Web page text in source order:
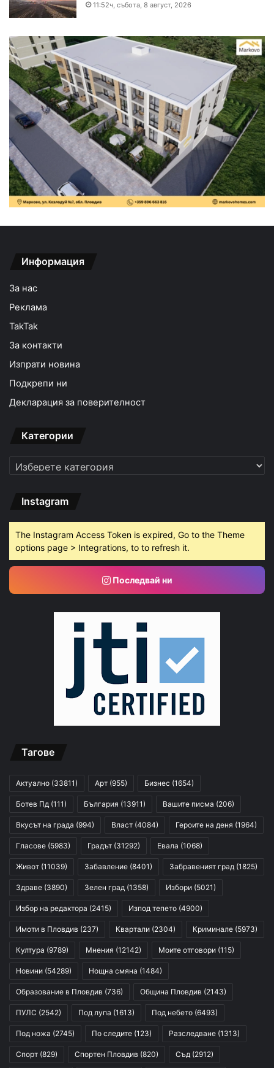
11:52ч, събота, 8 август, 2026
Информация
За нас
Реклама
TakTak
За контакти
Изпрати новина
Подкрепи ни
Декларация за поверителност
Категории
Категории
Instagram
The Instagram Access Token is expired, Go to the Theme
options page > Integrations, to to refresh it.
Последвай ни
Тагове
Актуално (33811) Арт (955) Бизнес (1654)
Ботев Пд (111) България (13911) Вашите писма (206)
Вкусът на града (994) Власт (4084) Героите на деня (1964)
Гласове (5983) Градът (31292) Евала (1068)
Живот (11039) Забавление (8401) Забравеният град (1825)
Здраве (3890) Зелен град (1358) Избори (5021)
Избор на редактора (2415) Изпод тепето (4900)
Имоти в Пловдив (237) Квартали (2304) Криминале (5973)
Култура (9789) Мнения (12142) Моите отговори (115)
Новини (54289) Нощна смяна (1484)
Образование в Пловдив (736) Община Пловдив (2143)
ПУЛС (2542) Под лупа (1613) Под небето (6493)
Под ножа (2745) По следите (123) Разследване (1313)
Спорт (829) Спортен Пловдив (820) Съд (2912)